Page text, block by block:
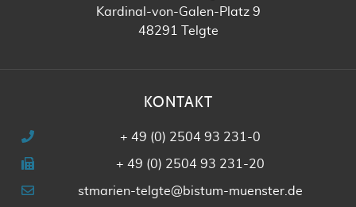
Kardinal-von-Galen-Platz 9
48291 Telgte
KONTAKT
+ 49 (0) 2504 93 231-0
+ 49 (0) 2504 93 231-20
stmarien-telgte@bistum-muenster.de